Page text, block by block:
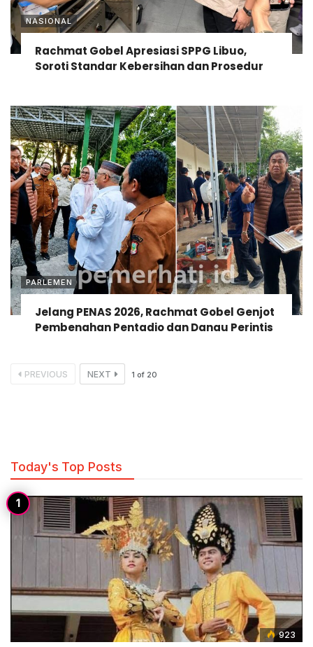
NASIONAL
Rachmat Gobel Apresiasi SPPG Libuo,
Soroti Standar Kebersihan dan Prosedur
PARLEMEN
Jelang PENAS 2026, Rachmat Gobel Genjot
Pembenahan Pentadio dan Danau Perintis
PREVIOUS NEXT 1 of 20
Today's Top Posts
923